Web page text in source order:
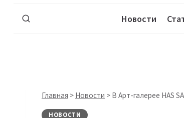
Новости
Главная > Новости > В Арт-галерее HAS
НОВОСТИ